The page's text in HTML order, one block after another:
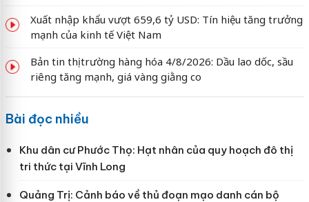
Xuất nhập khẩu vượt 659,6 tỷ USD: Tín hiệu tăng trưởng
mạnh của kinh tế Việt Nam
Bản tin thị trường hàng hóa 4/8/2026: Dầu lao dốc, sầu
riêng tăng mạnh, giá vàng giằng co
Bài đọc nhiều
Khu dân cư Phước Thọ: Hạt nhân của quy hoạch đô thị
tri thức tại Vĩnh Long
Quảng Trị: Cảnh báo về thủ đoạn mạo danh cán bộ